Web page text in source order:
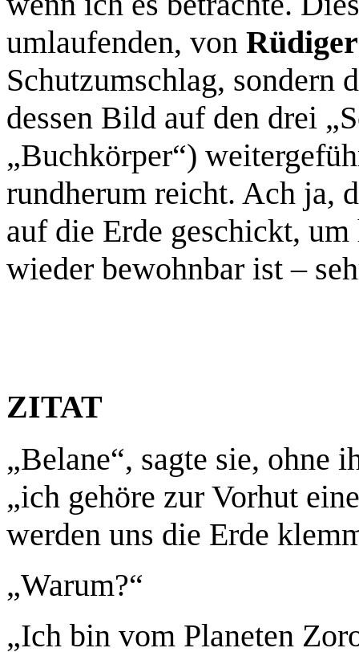
umlaufenden, von
Schutzumschlag, sondern
dessen Bild auf den drei
„Buchkörper“)
rundherum reicht. Ach ja,
auf die Erde geschickt,
wieder bewohnbar ist –
ZITAT
„Belane“, sagte sie, ohne
„ich gehöre zur Vorhut
werden uns die Erde
„Warum?“
„Ich bin vom Planeten